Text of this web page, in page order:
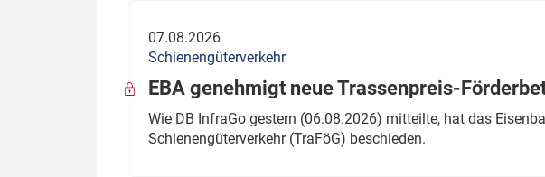
Politik
Verbände: Wer spricht für
wen?
Infrastruktur & Ausrüstung
ÖPNV
07.08.2026
Schienengüterverkehr
EBA genehmigt neue Trassenpreis-
Wie DB InfraGo gestern (06.08.2026) mitteilte, hat das
Schienengüterverkehr (TraFöG) beschieden.